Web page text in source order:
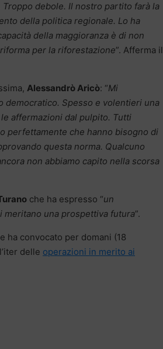
debole. Il nostro partito farà la
della politica regionale. Lo ha
della maggioranza è di non
per la riforestazione”. Afferma il
Alessandrò Aricò: “Mi
democratico. Spesso e volentieri una
affermazioni dal pulpito. Tutti
perfettamente che hanno bisogno di
questa norma. Qualcuno
non abbiamo capito nella scorsa
che ha espresso “un
una prospettiva futura”.
ha convocato per domani (18
delle operazioni in merito ai